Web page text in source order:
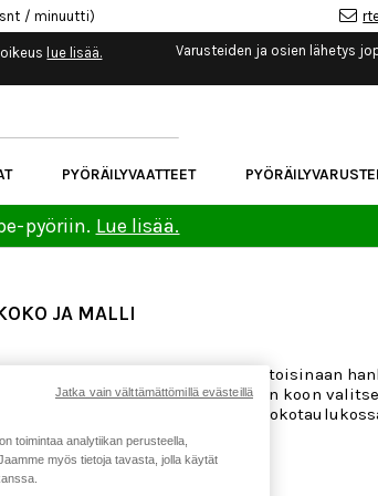
snt / minuutti)
lue lisää.
Varusteiden ja osien lähetys
PYÖRÄILYVAATTEET
pyöriin. Lue lisää.
JA MALLI
ja verkosta ostaessa on toisinaan
ostettaessa oikean koon
olevaan pyöräilykypärään.
toimintaa analytiikan perusteella,
myös tietoja tavasta, jolla käytät
Jatka vain välttämättömillä evästeillä